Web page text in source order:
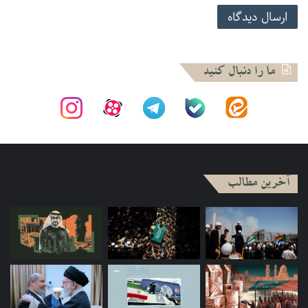
برای کُشتن تلاش می‌کنیم، چیزی جز نابودی شما راضیمان
کفر را جمع می‌کنیم، شرک و گمراهی را ریشه‌کن می‌کنیم، سَر هر
سرکشی را قطع می‌نماییم، سَر گمراهی را می‌بُریم، آمده‌ایم تا
سینه‌ها را از هر مرض و بیماری پاک کنیم، از دست ما جان سالم به
ما را دنبال کنید
آخرین مطالب